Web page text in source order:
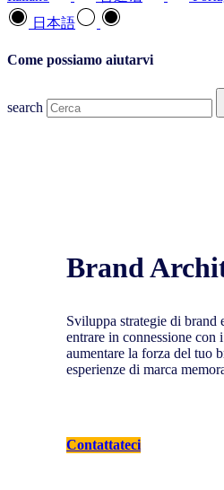
日本語
Come possiamo aiutarvi
search
Brand
Sviluppa strategie di
entrare in connessione con
aumentare la forza del tuo
esperienze di marca
Contattateci